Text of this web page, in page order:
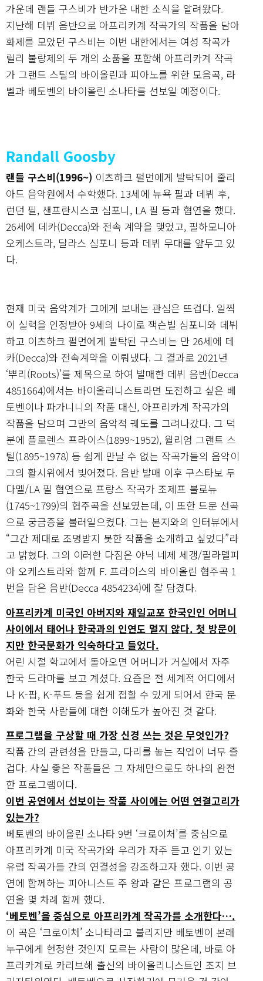
가운데 랜들 구스비가 반가운 내한 소식을 알려왔다.
지난해 데뷔 음반으로 아프리카계 작곡가의 작품을 담아
화제를 모았던 구스비는 이번 내한에서는 여성 작곡가
릴리 불랑제의 두 개의 소품을 포함해 아프리카계 작곡
가 그랜드 스틸의 바이올린과 피아노를 위한 모음곡, 라
벨과 베토벤의 바이올린 소나타를 선보일 예정이다.
Randall Goosby
랜들 구스비(1996~) 이츠하크 펄먼에게 발탁되어 줄리
아드 음악원에서 수학했다. 13세에 뉴욕 필과 데뷔 후,
런던 필, 샌프란시스코 심포니, LA 필 등과 협연을 했다.
26세에 데카(Decca)와 전속 계약을 맺었고, 필하모니아
오케스트라, 달라스 심포니 등과 데뷔 무대를 앞두고 있
다.
현재 미국 음악계가 그에게 보내는 관심은 뜨겁다. 일찍
이 실력을 인정받아 9세의 나이로 잭슨빌 심포니와 데뷔
하고 이츠하크 펄먼에게 발탁된 구스비는 만 26세에 데
카(Decca)와 전속계약을 이뤄냈다. 그 결과로 2021년
‘뿌리(Roots)’를 제목으로 하여 발매한 데뷔 음반(Decca
4851664)에서는 바이올리니스트라면 도전하고 싶은 베
토벤이나 파가니니의 작품 대신, 아프리카계 작곡가의
작품을 담으며 그만의 음악적 궤도를 그려나갔다. 그 덕
분에 플로렌스 프라이스(1899~1952), 윌리엄 그랜트 스
틸(1895~1978) 등 쉽게 만날 수 없는 작곡가들의 음악이
그의 활시위에서 빚어졌다. 음반 발매 이후 구스타보 두
다멜/LA 필 협연으로 프랑스 작곡가 조제프 볼로뉴
(1745~1799)의 협주곡을 선보였는데, 이 또한 드문 선곡
으로 궁금증을 불러일으켰다. 그는 본지와의 인터뷰에서
“그간 제대로 조명받지 못한 작품을 소개하고 싶었다”라
고 밝혔다. 그의 이러한 다짐은 야닉 네제 세갱/필라델피
아 오케스트라와 함께 F. 프라이스의 바이올린 협주곡 1
번을 담은 음반(Decca 4854234)에 잘 담겼다.
아프리카계 미국인 아버지와 재일교포 한국인인 어머니
사이에서 태어나 한국과의 인연도 멀지 않다. 첫 방문이
지만 한국문화가 익숙하다고 들었다.
어린 시절 학교에서 돌아오면 어머니가 거실에서 자주
한국 드라마를 보고 계셨다. 요즘은 전 세계적 어디에서
나 K-팝, K-푸드 등을 쉽게 접할 수 있게 되어서 한국 문
화와 한국 사람들에 대한 이해도가 높아진 것 같다.
프로그램을 구상할 때 가장 신경 쓰는 것은 무엇인가?
작품 간의 관련성을 만들고, 다리를 놓는 작업이 너무 즐
겁다. 사실 좋은 작품들은 그 자체만으로도 하나의 완전
한 프로그램이다.
이번 공연에서 선보이는 작품 사이에는 어떤 연결고리가
있는가?
베토벤의 바이올린 소나타 9번 ‘크로이처’를 중심으로
아프리카계 미국 작곡가와 우리가 자주 듣고 인기 있는
유럽 작곡가들 간의 연결성을 강조하고자 했다. 이번 공
연에 함께하는 피아니스트 주 왕과 같은 프로그램의 공
연을 몇 차례 함께 했다.
‘베토벤’을 중심으로 아프리카계 작곡가를 소개한다….
이 곡은 ‘크로이처’ 소나타라고 불리지만 베토벤이 본래
누구에게 헌정한 것인지 모르는 사람이 많은데, 바로 아
프리카계로 카리브해 출신의 바이올리니스트인 조지 브